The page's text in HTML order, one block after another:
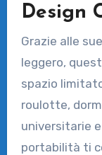
Design
Grazie alle
leggero,
spazio
roulotte,
universitarie
portabilità ti